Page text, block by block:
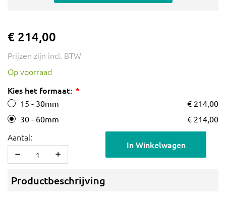
€ 214,00
Prijzen zijn incl. BTW
Op voorraad
Kies het formaat:
15 - 30mm
€ 214,00
30 - 60mm
€ 214,00
Aantal:
In Winkelwagen
Productbeschrijving